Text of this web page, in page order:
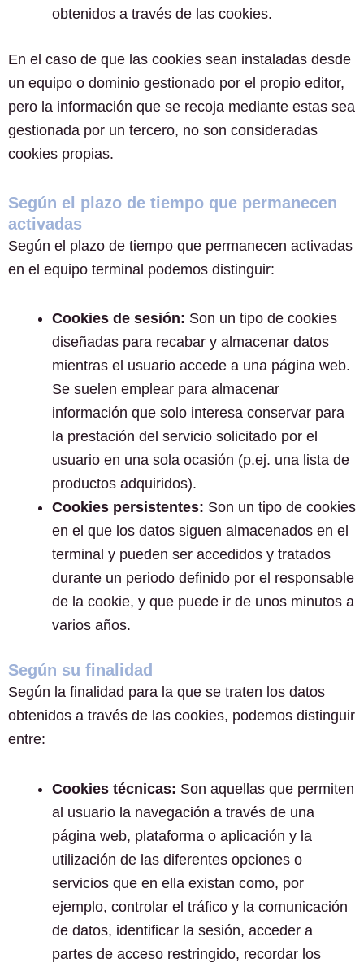
obtenidos a través de las cookies.
En el caso de que las cookies sean instaladas desde
un equipo o dominio gestionado por el propio editor,
pero la información que se recoja mediante estas sea
gestionada por un tercero, no son consideradas
cookies propias.
Según el plazo de tiempo que permanecen
activadas
Según el plazo de tiempo que permanecen activadas
en el equipo terminal podemos distinguir:
Cookies de sesión: Son un tipo de cookies
diseñadas para recabar y almacenar datos
mientras el usuario accede a una página web.
Se suelen emplear para almacenar
información que solo interesa conservar para
la prestación del servicio solicitado por el
usuario en una sola ocasión (p.ej. una lista de
productos adquiridos).
Cookies persistentes: Son un tipo de cookies
en el que los datos siguen almacenados en el
terminal y pueden ser accedidos y tratados
durante un periodo definido por el responsable
de la cookie, y que puede ir de unos minutos a
varios años.
Según su finalidad
Según la finalidad para la que se traten los datos
obtenidos a través de las cookies, podemos distinguir
entre:
Cookies técnicas: Son aquellas que permiten
al usuario la navegación a través de una
página web, plataforma o aplicación y la
utilización de las diferentes opciones o
servicios que en ella existan como, por
ejemplo, controlar el tráfico y la comunicación
de datos, identificar la sesión, acceder a
partes de acceso restringido, recordar los